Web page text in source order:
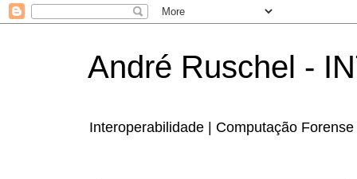
André Ruschel -
Interoperabilidade | Computação